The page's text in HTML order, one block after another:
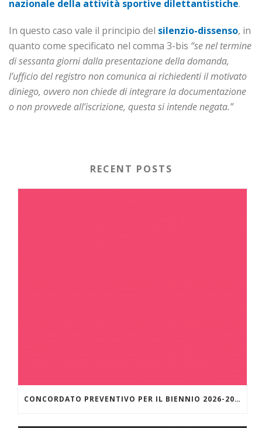
nazionale della attività sportive dilettantistiche.
In questo caso vale il principio del silenzio-dissenso, in
quanto come specificato nel comma 3-bis “se nel termine
di sessanta giorni dalla presentazione della domanda,
l’ufficio del registro non comunica ai richiedenti il motivato
diniego, ovvero non chiede di integrare la documentazione
o non provvede all’iscrizione, questa si intende negata.”
RECENT POSTS
CONCORDATO PREVENTIVO PER IL BIENNIO 2026-2027 – MODALITÀ DI ADESIONE